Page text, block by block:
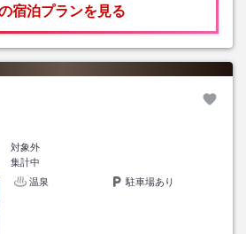
宿泊プランを見る
対象外
集計中
温泉
駐車場あり